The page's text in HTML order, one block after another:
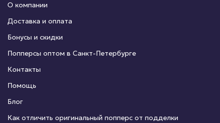
О компании
Доставка и оплата
Бонусы и скидки
Попперсы оптом в Санкт-Петербурге
Контакты
Помощь
Блог
Как отличить оригинальный попперс от подделки